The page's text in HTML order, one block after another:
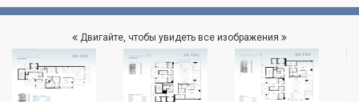
Двигайте, чтобы увидеть все изображения